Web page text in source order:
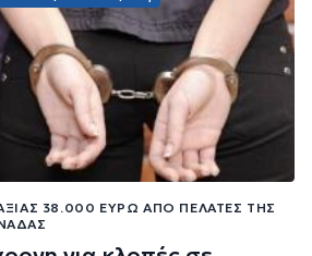
38.000 ΕΥΡΏ ΑΠΌ ΠΕΛΆΤΕΣ ΤΗΣ